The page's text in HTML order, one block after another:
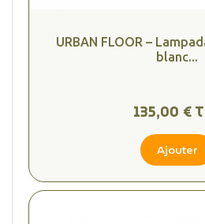
URBAN FLOOR –
blanc...
135,00 €
Ajouter